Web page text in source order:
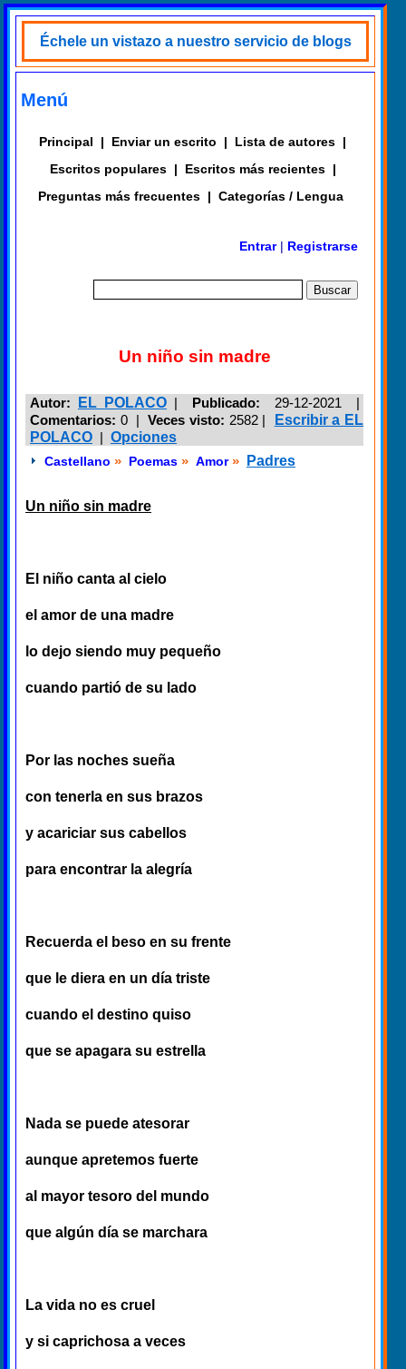
Échele un vistazo a nuestro servicio de blogs
Menú
Principal | Enviar un escrito | Lista de autores |
Escritos populares | Escritos más recientes |
Preguntas más frecuentes | Categorías / Lengua
Entrar| Registrarse
Un niño sin madre
Autor: EL POLACO | Publicado:
29-12-2021 |
Comentarios: 0 |Veces visto: 2582 |
Escribir a EL
POLACO | Opciones
Castellano » Poemas » Amor» Padres
Un niño sin madre
El niño canta al cielo
el amor de una madre
lo dejo siendo muy pequeño
cuando partió de su lado
Por las noches sueña
con tenerla en sus brazos
y acariciar sus cabellos
para encontrar la alegría
Recuerda el beso en su frente
que le diera en un día triste
cuando el destino quiso
que se apagara su estrella
Nada se puede atesorar
aunque apretemos fuerte
al mayor tesoro del mundo
que algún día se marchara
La vida no es cruel
y si caprichosa a veces